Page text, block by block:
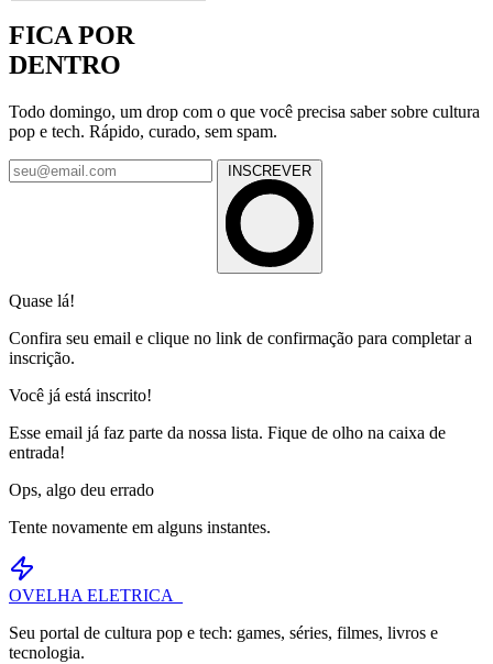
FICA POR
DENTRO
Todo domingo, um drop com o que você precisa saber sobre cultura
pop e tech. Rápido, curado, sem spam.
INSCREVER
Quase lá!
Confira seu email e clique no link de confirmação para completar a
inscrição.
Você já está inscrito!
Esse email já faz parte da nossa lista. Fique de olho na caixa de
entrada!
Ops, algo deu errado
Tente novamente em alguns instantes.
OVELHA ELETRICA_
Seu portal de cultura pop e tech: games, séries, filmes, livros e
tecnologia.